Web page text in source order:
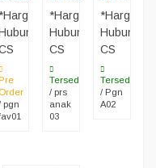
*Harga
Order
pgn
*Harga
Hubungi
CS
Tersedia
/ prs
anak
03
*Harga
Hubungi
CS
Tersedia
/ Pgn
A02